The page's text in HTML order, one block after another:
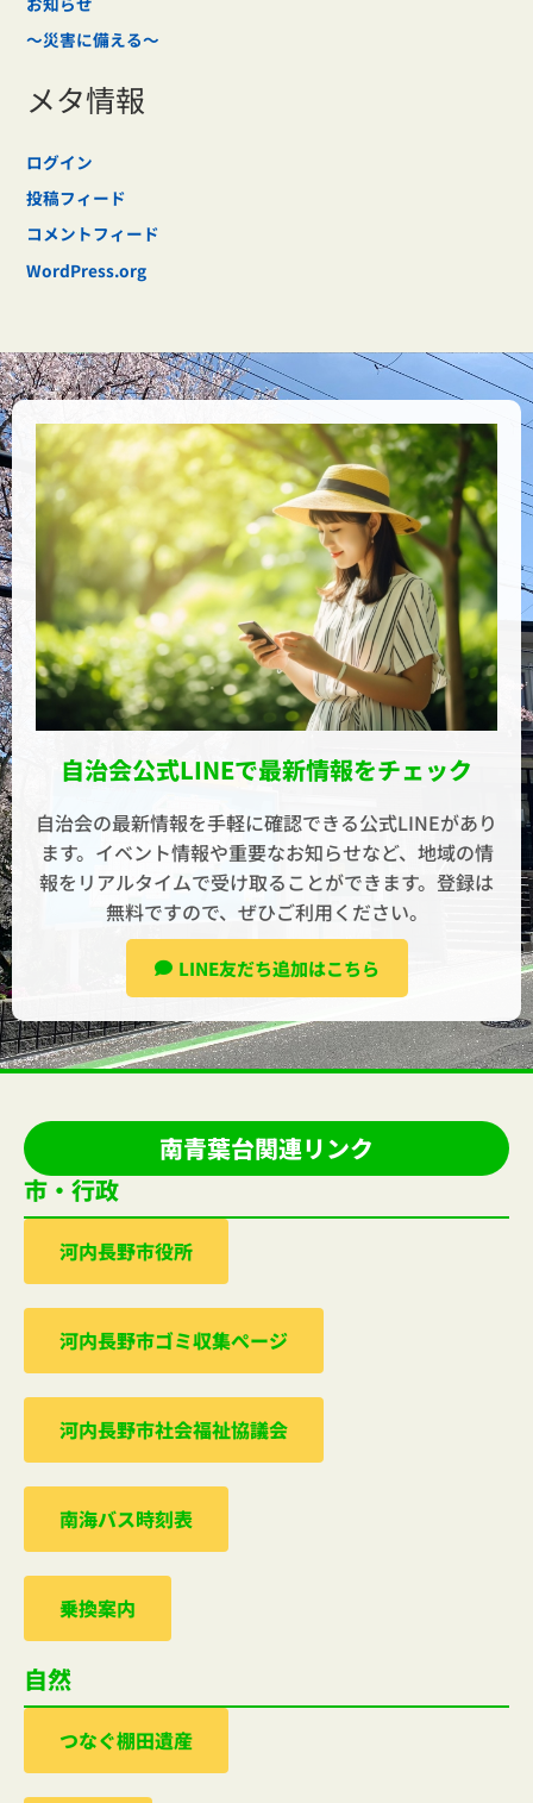
～災害に備える～
メタ情報
ログイン
投稿フィード
コメントフィード
WordPress.org
自治会公式LINEで最新情報をチェック
自治会の最新情報を手軽に確認できる公式LINEがあり
ます。イベント情報や重要なお知らせなど、地域の情
報をリアルタイムで受け取ることができます。登録は
無料ですので、ぜひご利用ください。
LINE友だち追加はこちら
南青葉台関連リンク
市・行政
河内⻑野市役所
河内⻑野市ゴミ収集ぺージ
河内⻑野市社会福祉協議会
南海バス時刻表
乗換案内
自然
つなぐ棚田遺産